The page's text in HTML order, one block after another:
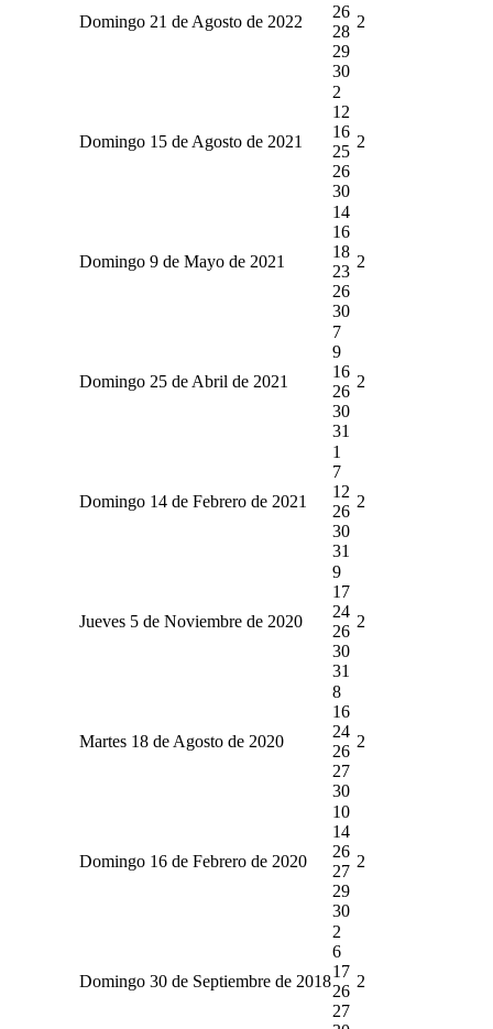
Domingo 21 de Agosto de 2022
26
28
29
30
2
Domingo 15 de Agosto de 2021
2
12
16
25
26
30
2
Domingo 9 de Mayo de 2021
14
16
18
23
26
30
2
Domingo 25 de Abril de 2021
7
9
16
26
30
31
2
Domingo 14 de Febrero de 2021
1
7
12
26
30
31
2
Jueves 5 de Noviembre de 2020
9
17
24
26
30
31
2
Martes 18 de Agosto de 2020
8
16
24
26
27
30
2
Domingo 16 de Febrero de 2020
10
14
26
27
29
30
2
Domingo 30 de Septiembre de 2018
2
6
17
26
27
2